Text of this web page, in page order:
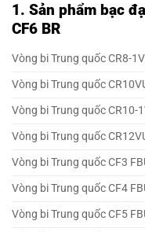
1. Sản phẩm bạc
CF6 BR
Vòng bi Trung quốc CR8-
Vòng bi Trung quốc
Vòng bi Trung quốc CR10-
Vòng bi Trung quốc
Vòng bi Trung quốc CF3
Vòng bi Trung quốc CF4
Vòng bi Trung quốc CF5